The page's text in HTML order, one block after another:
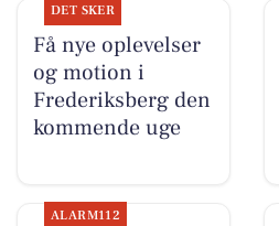
DET SKER
Få nye oplevelser
og motion i
Frederiksberg den
kommende uge
ALARM112